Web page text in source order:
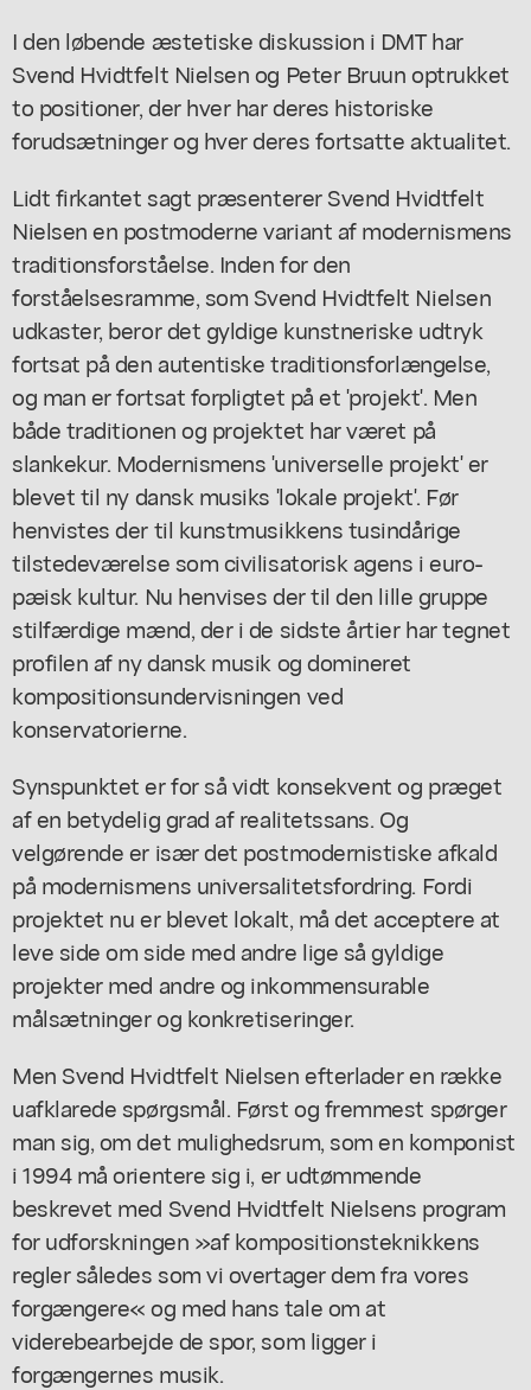
I den løbende æstetiske diskussion i DMT har
Svend Hvidtfelt Nielsen og Peter Bruun optrukket
to positioner, der hver har deres historiske
forudsætninger og hver deres fortsatte aktualitet.
Lidt firkantet sagt præsenterer Svend Hvidtfelt
Nielsen en postmoderne variant af modernismens
traditionsforståelse. Inden for den
forståelsesramme, som Svend Hvidtfelt Nielsen
udkaster, beror det gyldige kunstneriske udtryk
fortsat på den autentiske traditionsforlængelse,
og man er fortsat forpligtet på et 'projekt'. Men
både traditionen og projektet har været på
slankekur. Modernismens 'universelle projekt' er
blevet til ny dansk musiks 'lokale projekt'. Før
henvistes der til kunstmusikkens tusindårige
tilstedeværelse som civilisatorisk agens i euro-
pæisk kultur. Nu henvises der til den lille gruppe
stilfærdige mænd, der i de sidste årtier har tegnet
profilen af ny dansk musik og domineret
kompositionsundervisningen ved
konservatorierne.
Synspunktet er for så vidt konsekvent og præget
af en betydelig grad af realitetssans. Og
velgørende er især det postmodernistiske afkald
på modernismens universalitetsfordring. Fordi
projektet nu er blevet lokalt, må det acceptere at
leve side om side med andre lige så gyldige
projekter med andre og inkommensurable
målsætninger og konkretiseringer.
Men Svend Hvidtfelt Nielsen efterlader en række
uafklarede spørgsmål. Først og fremmest spørger
man sig, om det mulighedsrum, som en komponist
i 1994 må orientere sig i, er udtømmende
beskrevet med Svend Hvidtfelt Nielsens program
for udforskningen »af kompositionsteknikkens
regler således som vi overtager dem fra vores
forgængere« og med hans tale om at
viderebearbejde de spor, som ligger i
forgængernes musik.